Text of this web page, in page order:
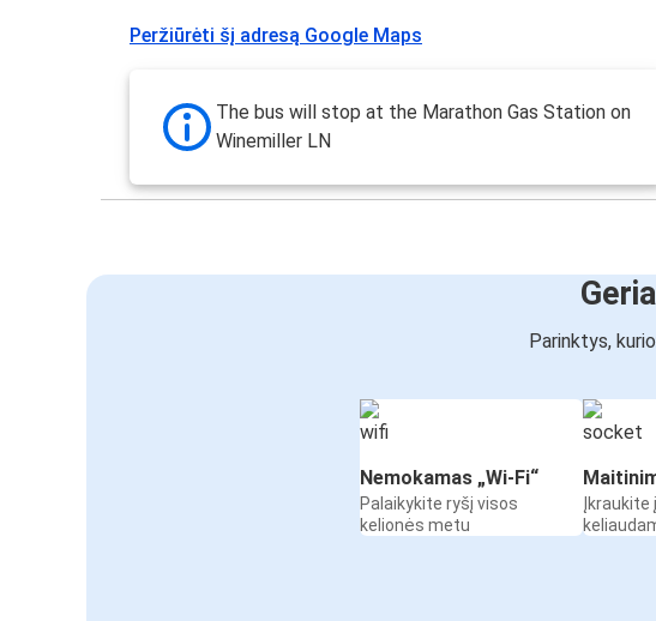
Peržiūrėti šį adresą Google Maps
The bus will stop at the Marathon Gas Station on
Winemiller LN
Parinktys,
Nemokamas „Wi-Fi“
Palaikykite ryšį visos
kelionės metu
Įkraukite